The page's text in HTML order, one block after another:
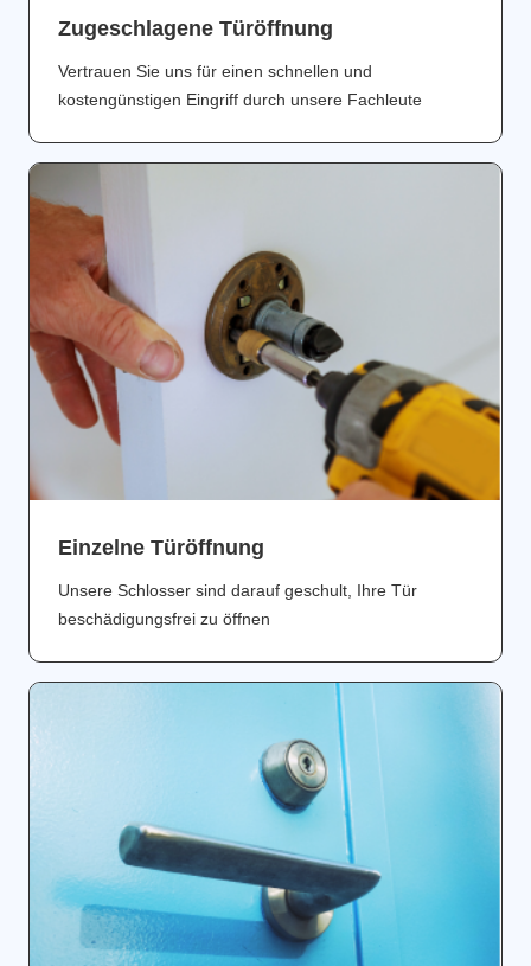
Zugeschlagene Türöffnung
Vertrauen Sie uns für einen schnellen und
kostengünstigen Eingriff durch unsere Fachleute
Einzelne Türöffnung
Unsere Schlosser sind darauf geschult, Ihre Tür
beschädigungsfrei zu öffnen